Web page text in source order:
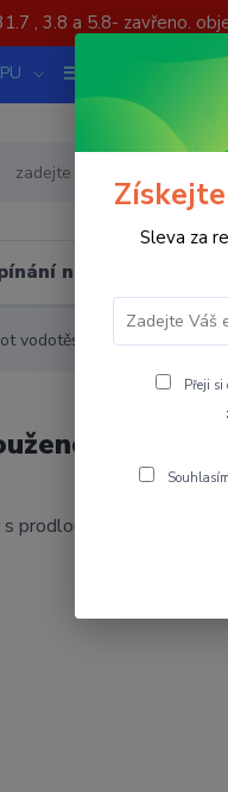
, 3.8 a 5.8- zavřeno.
nástrojů
vodotěsný s prodlouženou
špičkou
Sleva za
Přeji